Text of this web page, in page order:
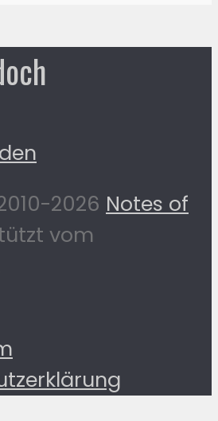
2026 Notes of
vom